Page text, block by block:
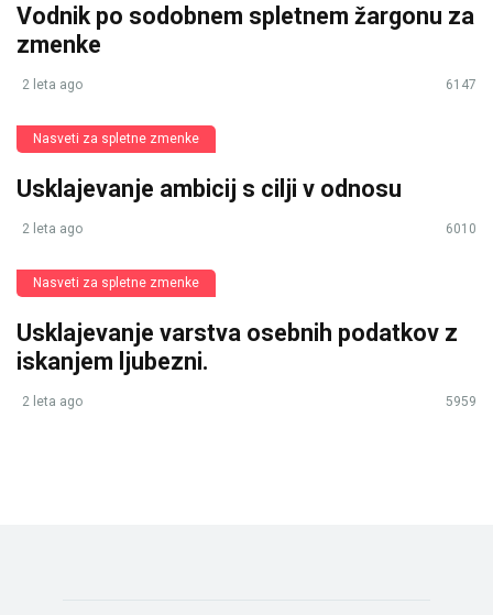
Vodnik po sodobnem spletnem žargonu za
zmenke
2 leta ago 6147
Nasveti za spletne zmenke
Usklajevanje ambicij s cilji v odnosu
2 leta ago 6010
Nasveti za spletne zmenke
Usklajevanje varstva osebnih podatkov z
iskanjem ljubezni.
2 leta ago 5959